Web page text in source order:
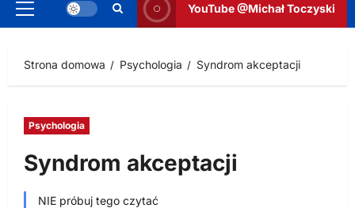
Menu
YouTube @Michał Toczyski
Strona domowa Psychologia Syndrom akceptacji
Psychologia
Syndrom akceptacji
NIE próbuj tego czytać